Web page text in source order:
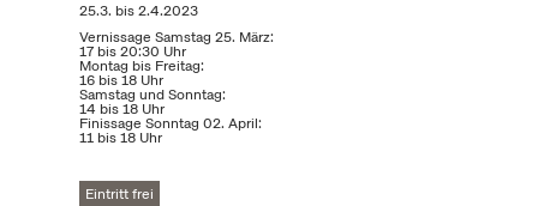
25.3. bis2.4.2023
Vernissage Samstag 25. März:
17 bis 20:30 Uhr
Montag bis Freitag:
16 bis 18 Uhr
Samstag und Sonntag:
14 bis 18 Uhr
Finissage Sonntag 02. April:
11 bis 18 Uhr
Eintritt frei